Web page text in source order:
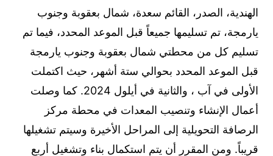
الهندية، الصدر، القائم سعدة، شمال بعقوبة وجنوب
يارمجة، تم تسليمها جميعاً قبل الموعد المحدد، فيما تم
تسليم كل من محطتي شمال بعقوبة وجنوب يارمجة
قبل الموعد المحدد بحوالي ستة أشهر، حيث اكتملت
الأولى في آب ، والثانية في أيلول 2024. كما وصلت
أعمال الإنشاء وتنصيب المعدات في محطة مركز
الرصافة التحويلية إلى المراحل الأخيرة وسيتم تشغيلها
قريباً. ومن المقرر أن يتم استكمال بناء وتشغيل أربع